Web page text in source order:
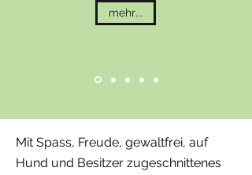
...mehr
Mit Spass, Freude, gewaltfrei, auf
Hund und Besitzer zugeschnittenes